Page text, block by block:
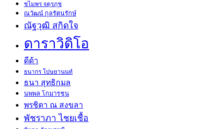
ชไมพร จตุรภุช
ณวัฒน์ กุลรัตนรักษ์
ณัฐวุฒิ สกิดใจ
ดาราวิดิโอ
ดีด้า
ธนากร โปษยานนท์
ธนา สุทธิกมล
นพพล โกมารชุน
พรชิตา ณ สงขลา
พัชราภา ไชยเชื้อ